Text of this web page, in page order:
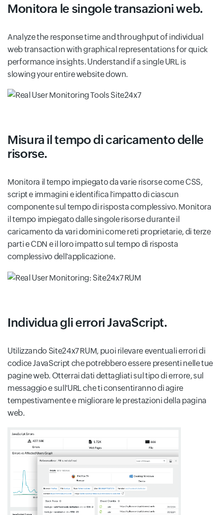
Monitora le singole transazioni web.
Analyze the response time and throughput of individual
web transaction with graphical representations for quick
performance insights. Understand if a single URL is
slowing your entire website down.
Misura il tempo di caricamento delle
risorse.
Monitora il tempo impiegato da varie risorse come CSS,
script e immagini e identifica l'impatto di ciascun
componente sul tempo di risposta complessivo. Monitora
il tempo impiegato dalle singole risorse durante il
caricamento da vari domini come reti proprietarie, di terze
parti e CDN e il loro impatto sul tempo di risposta
complessivo dell'applicazione.
Individua gli errori JavaScript.
Utilizzando Site24x7 RUM, puoi rilevare eventuali errori di
codice JavaScript che potrebbero essere presenti nelle tue
pagine web. Otterrai dati dettagliati sul tipo di errore, sul
messaggio e sull'URL che ti consentiranno di agire
tempestivamente e migliorare le prestazioni della pagina
web.